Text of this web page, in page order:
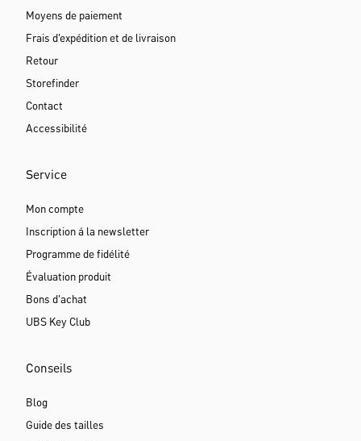
Moyens de paiement
Frais d'expédition et de livraison
Retour
Storefinder
Contact
Accessibilité
Service
Mon compte
Inscription á la newsletter
Programme de fidélité
Évaluation produit
Bons d'achat
UBS Key Club
Conseils
Blog
Guide des tailles